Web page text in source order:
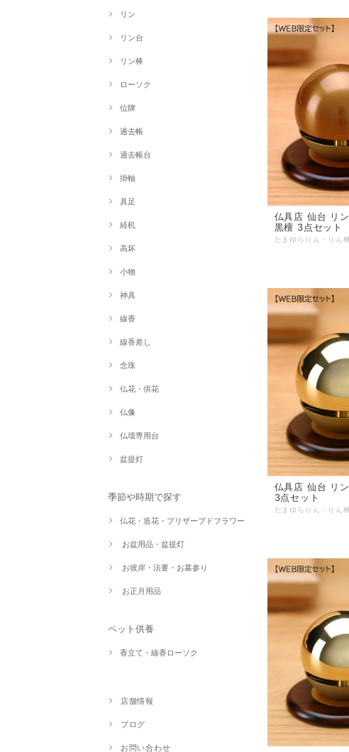
リン
リン台
リン棒
ローソク
位牌
過去帳
過去帳台
掛軸
具足
経机
高坏
小物
神具
線香
線香差し
念珠
仏花・供花
仏像
仏壇専用台
盆提灯
季節や時期で探す
仏花・造花・プリザーブドフラワー
お盆用品・盆提灯
お彼岸・法要・お墓参り
お正月用品
ペット供養
香立て・線香ローソク
店舗情報
ブログ
お問い合わせ
仏具店 仙台 リン たまゆらりん18色付
黒檀 3点セット
仏具店 仙台 リン たまゆらりん20 黒檀
3点セット